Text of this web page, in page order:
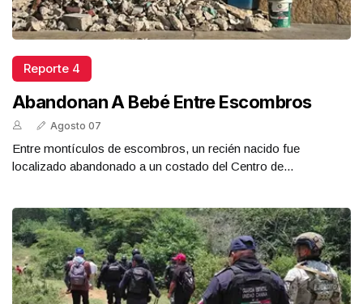
Reporte 4
Abandonan A Bebé Entre Escombros
Agosto 07
Entre montículos de escombros, un recién nacido fue
localizado abandonado a un costado del Centro de...